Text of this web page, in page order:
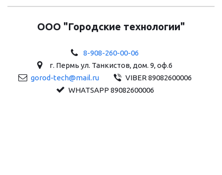
ООО "Городские технологии"
8-908-260-00-06
г. Пермь ул. Танкистов, дом. 9, оф.6
gorod-tech@mail.ru
VIBER 89082600006
WHATSAPP 89082600006